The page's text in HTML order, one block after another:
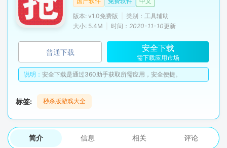
版本: v1.0免费版
类别：工具辅助
大小: 5.4M
时间： 2020-11-10更新
普通下载 安全下载
需下载应用市场
说明： 安全下载是通过360助手获取所需应用，安全便捷。
标签: 秒杀版游戏大全
简介 信息 相关 评论